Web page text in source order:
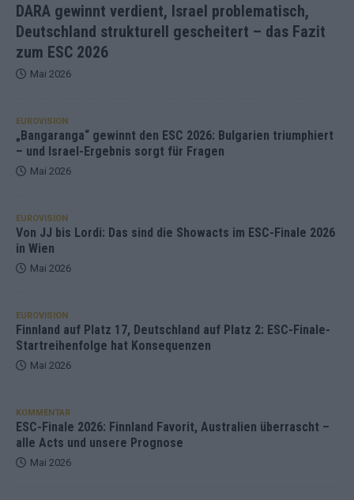
DARA gewinnt verdient, Israel problematisch,
Deutschland strukturell gescheitert – das Fazit
zum ESC 2026
Mai 2026
EUROVISION
„Bangaranga“ gewinnt den ESC 2026: Bulgarien triumphiert
– und Israel-Ergebnis sorgt für Fragen
Mai 2026
EUROVISION
Von JJ bis Lordi: Das sind die Showacts im ESC-Finale 2026
in Wien
Mai 2026
EUROVISION
Finnland auf Platz 17, Deutschland auf Platz 2: ESC-Finale-
Startreihenfolge hat Konsequenzen
Mai 2026
KOMMENTAR
ESC-Finale 2026: Finnland Favorit, Australien überrascht –
alle Acts und unsere Prognose
Mai 2026